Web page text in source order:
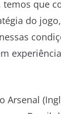
que
do
Arsenal